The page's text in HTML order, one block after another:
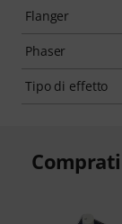
Flanger
Phaser
Tipo di effetto